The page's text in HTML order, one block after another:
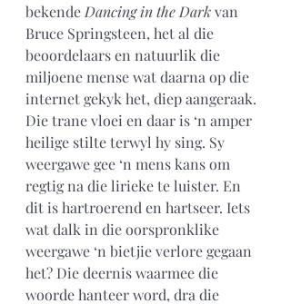
bekende Dancing in the Dark van
Bruce Springsteen, het al die
beoordelaars en natuurlik die
miljoene mense wat daarna op die
internet gekyk het, diep aangeraak.
Die trane vloei en daar is ‘n amper
heilige stilte terwyl hy sing. Sy
weergawe gee ‘n mens kans om
regtig na die lirieke te luister. En
dit is hartroerend en hartseer. Iets
wat dalk in die oorspronklike
weergawe ‘n bietjie verlore gegaan
het? Die deernis waarmee die
woorde hanteer word, dra die